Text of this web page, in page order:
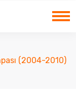
(2004-2010)